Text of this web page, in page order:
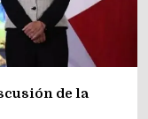
de la